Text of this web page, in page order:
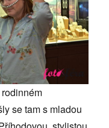
se tam s mladou